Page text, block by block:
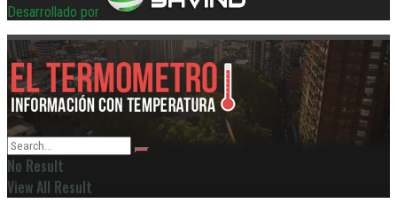
Desarrollado por
No Result
View All Result